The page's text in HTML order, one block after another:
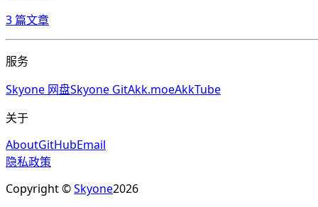
3篇文章
服务
Skyone 网盘Skyone GitAkk.moeAkkTube
关于
AboutGitHubEmail
隐私政策
Copyright ©Skyone2026